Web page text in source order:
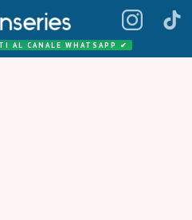
AL CANALE WHATSAPP ✔